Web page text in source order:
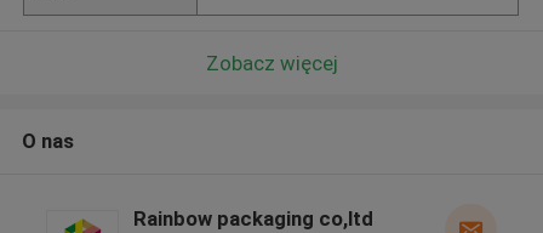
Zobacz więcej
O nas
Rainbow packaging co,ltd